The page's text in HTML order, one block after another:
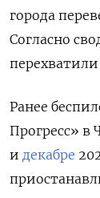
города
Согласно
Ранее
Прогресс» в
и декабре